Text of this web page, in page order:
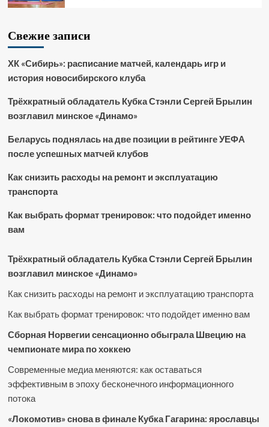
Свежие записи
ХК «Сибирь»: расписание матчей, календарь игр и
история новосибирского клуба
Трёхкратный обладатель Кубка Стэнли Сергей Брылин
возглавил минское «Динамо»
Беларусь поднялась на две позиции в рейтинге УЕФА
после успешных матчей клубов
Как снизить расходы на ремонт и эксплуатацию
транспорта
Как выбрать формат тренировок: что подойдет именно
вам
Трёхкратный обладатель Кубка Стэнли Сергей Брылин
возглавил минское «Динамо»
Как снизить расходы на ремонт и эксплуатацию транспорта
Как выбрать формат тренировок: что подойдет именно вам
Сборная Норвегии сенсационно обыграла Швецию на
чемпионате мира по хоккею
Современные медиа меняются: как оставаться
эффективным в эпоху бесконечного информационного
потока
«Локомотив» снова в финале Кубка Гагарина: ярославцы